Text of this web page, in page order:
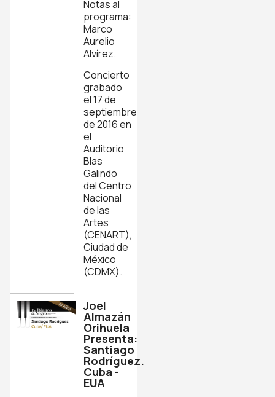
Notas al
programa:
Marco
Aurelio
Alvírez.
Concierto
grabado
el 17 de
septiembre
de 2016 en
el
Auditorio
Blas
Galindo
del Centro
Nacional
de las
Artes
(CENART),
Ciudad de
México
(CDMX).
Joel
Almazán
Orihuela
Presenta:
Santiago
Rodríguez.
Cuba -
EUA